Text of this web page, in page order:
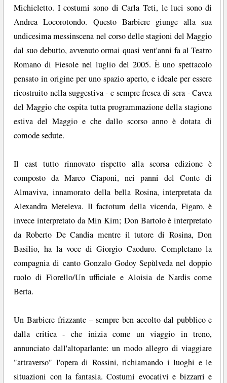
Michieletto. I costumi sono di Carla Teti, le luci sono di
Andrea Locorotondo. Questo Barbiere giunge alla sua
undicesima messinscena nel corso delle stagioni del Maggio
dal suo debutto, avvenuto ormai quasi vent'anni fa al Teatro
Romano di Fiesole nel luglio del 2005. È uno spettacolo
pensato in origine per uno spazio aperto, e ideale per essere
ricostruito nella suggestiva - e sempre fresca di sera - Cavea
del Maggio che ospita tutta programmazione della stagione
estiva del Maggio e che dallo scorso anno è dotata di
comode sedute.
Il cast tutto rinnovato rispetto alla scorsa edizione è
composto da Marco Ciaponi, nei panni del Conte di
Almaviva, innamorato della bella Rosina, interpretata da
Alexandra Meteleva. Il factotum della vicenda, Figaro, è
invece interpretato da Min Kim; Don Bartolo è interpretato
da Roberto De Candia mentre il tutore di Rosina, Don
Basilio, ha la voce di Giorgio Caoduro. Completano la
compagnia di canto Gonzalo Godoy Sepùlveda nel doppio
ruolo di Fiorello/Un ufficiale e Aloisia de Nardis come
Berta.
Un Barbiere frizzante – sempre ben accolto dal pubblico e
dalla critica - che inizia come un viaggio in treno,
annunciato dall'altoparlante: un modo allegro di viaggiare
"attraverso" l'opera di Rossini, richiamando i luoghi e le
situazioni con la fantasia. Costumi evocativi e bizzarri e